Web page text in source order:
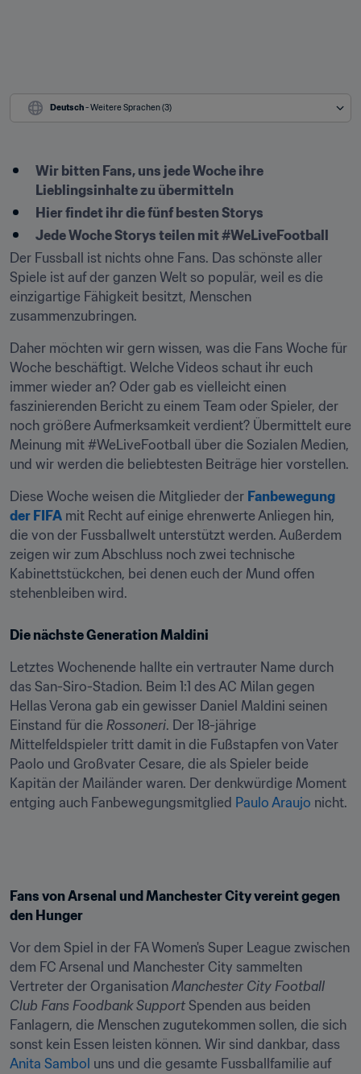
Deutsch - Weitere Sprachen (3)
Wir bitten Fans, uns jede Woche ihre
Lieblingsinhalte zu übermitteln
Hier findet ihr die fünf besten Storys
Jede Woche Storys teilen mit #WeLiveFootball
Der Fussball ist nichts ohne Fans. Das schönste aller
Spiele ist auf der ganzen Welt so populär, weil es die
einzigartige Fähigkeit besitzt, Menschen
zusammenzubringen.
Daher möchten wir gern wissen, was die Fans Woche für
Woche beschäftigt. Welche Videos schaut ihr euch
immer wieder an? Oder gab es vielleicht einen
faszinierenden Bericht zu einem Team oder Spieler, der
noch größere Aufmerksamkeit verdient? Übermittelt eure
Meinung mit #WeLiveFootball über die Sozialen Medien,
und wir werden die beliebtesten Beiträge hier vorstellen.
Diese Woche weisen die Mitglieder der Fanbewegung
der FIFA mit Recht auf einige ehrenwerte Anliegen hin,
die von der Fussballwelt unterstützt werden. Außerdem
zeigen wir zum Abschluss noch zwei technische
Kabinettstückchen, bei denen euch der Mund offen
stehenbleiben wird.
Die nächste Generation Maldini
Letztes Wochenende hallte ein vertrauter Name durch
das San-Siro-Stadion. Beim 1:1 des AC Milan gegen
Hellas Verona gab ein gewisser Daniel Maldini seinen
Einstand für die Rossoneri. Der 18-jährige
Mittelfeldspieler tritt damit in die Fußstapfen von Vater
Paolo und Großvater Cesare, die als Spieler beide
Kapitän der Mailänder waren. Der denkwürdige Moment
entging auch Fanbewegungsmitglied Paulo Araujo nicht.
Fans von Arsenal und Manchester City vereint gegen
den Hunger
Vor dem Spiel in der FA Women's Super League zwischen
dem FC Arsenal und Manchester City sammelten
Vertreter der Organisation Manchester City Football
Club Fans Foodbank Support Spenden aus beiden
Fanlagern, die Menschen zugutekommen sollen, die sich
Anita Sambol uns und die gesamte Fussballfamilie auf